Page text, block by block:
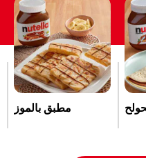
مطبق بالموز